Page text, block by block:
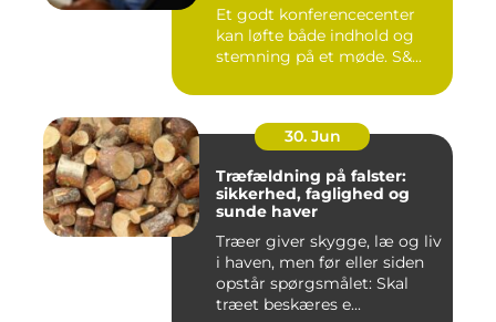
Et godt konferencecenter
kan løfte både indhold og
stemning på et møde. S&...
30. Jun
Træfældning på falster:
sikkerhed, faglighed og
sunde haver
Træer giver skygge, læ og liv
i haven, men før eller siden
opstår spørgsmålet: Skal
træet beskæres e...